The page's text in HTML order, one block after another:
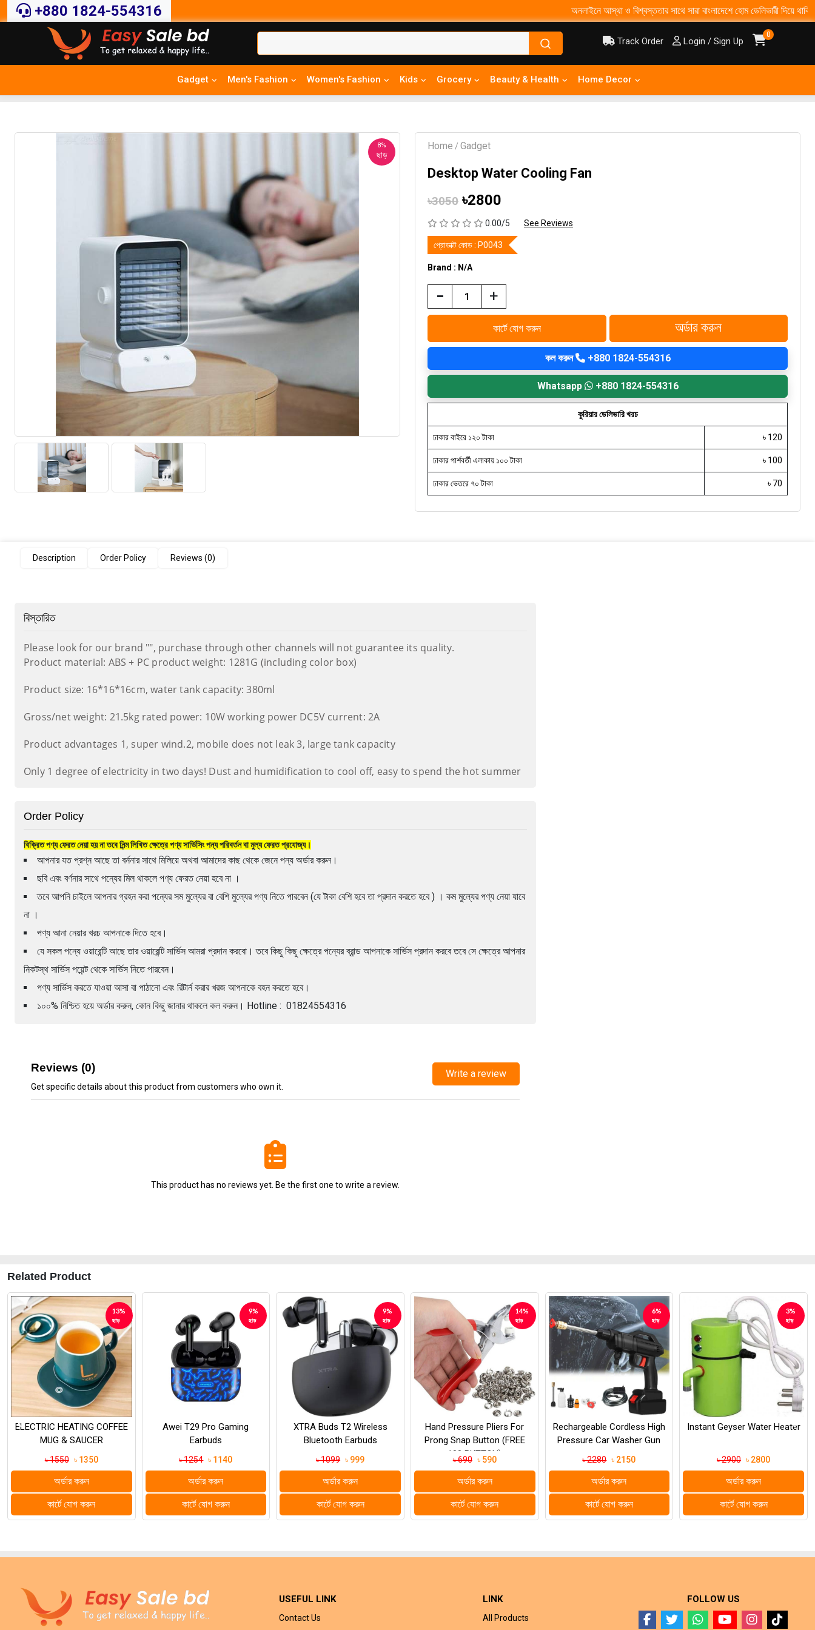
+880 1824-554316 অনলাইনে আস্থা ও বিশ্বস্ততার সাথে সারা বাংলাদেশে হোম ডেলিভারী দিয়ে থাকি ৩-৫
Track Order Login / Sign Up
0
Gadget Men's Fashion Women's Fashion Kids Grocery Beauty & Health Home Decor
8%
ছাড়
Home / Gadget
Desktop Water Cooling Fan
৳3050 ৳2800
0.00/5 See Reviews
প্রোডাক্ট কোড : P0043
Brand : N/A
- +
কার্টে যোগ করুন অর্ডার করুন
কল করুন +880 1824-554316
Whatsapp +880 1824-554316
কুরিয়ার ডেলিভারি খরচ
ঢাকার বাইরে ১২০ টাকা ৳ 120
ঢাকার পার্শবর্তী এলাকায় ১০০ টাকা ৳ 100
ঢাকার ভেতরে ৭০ টাকা ৳ 70
Description Order Policy Reviews (0)
বিস্তারিত
Please look for our brand "", purchase through other channels will not guarantee its quality.
Product material: ABS + PC product weight: 1281G (including color box)
Product size: 16*16*16cm, water tank capacity: 380ml
Gross/net weight: 21.5kg rated power: 10W working power DC5V current: 2A
Product advantages 1, super wind.2, mobile does not leak 3, large tank capacity
Only 1 degree of electricity in two days! Dust and humidification to cool off, easy to spend the hot summer
Order Policy
বিক্রিত পণ্য ফেরত নেয়া হয় না তবে নিন্ম লিখিত ক্ষেত্রে পণ্য সার্ভিসিং পন্য পরিবর্তন বা মুল্য ফেরত প্রযোজ্য।
আপনার যত প্রশ্ন আছে তা বর্ননার সাথে মিলিয়ে অথবা আমাদের কাছ থেকে জেনে পন্য অর্ডার করুন।
ছবি এবং বর্ণনার সাথে পন্যের মিল থাকলে পণ্য ফেরত নেয়া হবে না ।
তবে আপনি চাইলে আপনার গ্রহন করা পন্যের সম মুল্যের বা বেশি মুল্যের পণ্য নিতে পারবেন (যে টাকা বেশি হবে তা প্রদান করতে হবে ) । কম মুল্যের পণ্য নেয়া যাবে
না ।
পণ্য আনা নেয়ার খরচ আপনাকে দিতে হবে।
যে সকল পন্যে ওয়ারেন্টি আছে তার ওয়ারেন্টি সার্ভিস আমরা প্রদান করবো। তবে কিছু কিছু ক্ষেত্রে পন্যের ব্রান্ড আপনাকে সার্ভিস প্রদান করবে তবে সে ক্ষেত্রে আপনার
নিকটস্থ সার্ভিস পয়েন্ট থেকে সার্ভিস নিতে পারবেন।
পণ্য সার্ভিস করতে যাওয়া আসা বা পাঠানো এবং রিটার্ন করার খরজ আপনাকে বহন করতে হবে।
১০০% নিশ্চিত হয়ে অর্ডার করুন, কোন কিছু জানার থাকলে কল করুন। Hotline : 01824554316
Reviews (0)
Get specific details about this product from customers who own it.
Write a review
This product has no reviews yet. Be the first one to write a review.
Related Product
9%
ছাড়
Awei T29 Pro Gaming
Earbuds
৳ 1254 ৳ 1140
অর্ডার করুন
কার্টে যোগ করুন
9%
ছাড়
XTRA Buds T2 Wireless
Bluetooth Earbuds
৳ 1099 ৳ 999
অর্ডার করুন
কার্টে যোগ করুন
14%
ছাড়
Hand Pressure Pliers For
Prong Snap Button (FREE
100 BUTTON)
৳ 690 ৳ 590
অর্ডার করুন
কার্টে যোগ করুন
6%
ছাড়
Rechargeable Cordless High
Pressure Car Washer Gun
৳ 2280 ৳ 2150
অর্ডার করুন
কার্টে যোগ করুন
3%
ছাড়
Instant Geyser Water Heater
৳ 2900 ৳ 2800
অর্ডার করুন
কার্টে যোগ করুন
19%
ছাড়
T9 বাল্ডহেড হেয়ার ক্লিপার ইলেকট্রিক
৳ 990 ৳ 799
অর্ডার করুন
কার্টে যোগ করুন
‹ ›
USEFUL LINK
Contact Us
LINK
All Products
FOLLOW US